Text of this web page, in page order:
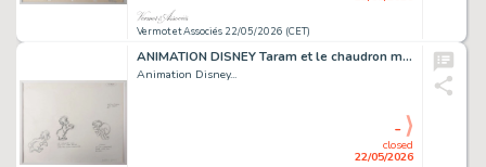
Vermot et Associés 22/05/2026 (CET)
ANIMATION DISNEY Taram et le chaudron magique (The...
Animation Disney...
closed
22/05/2026
-